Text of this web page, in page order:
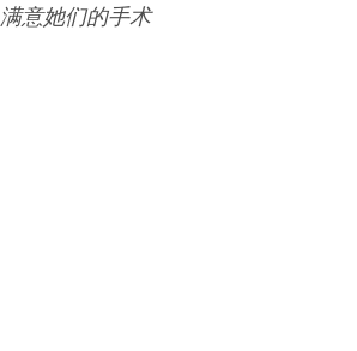
满意她们的手术